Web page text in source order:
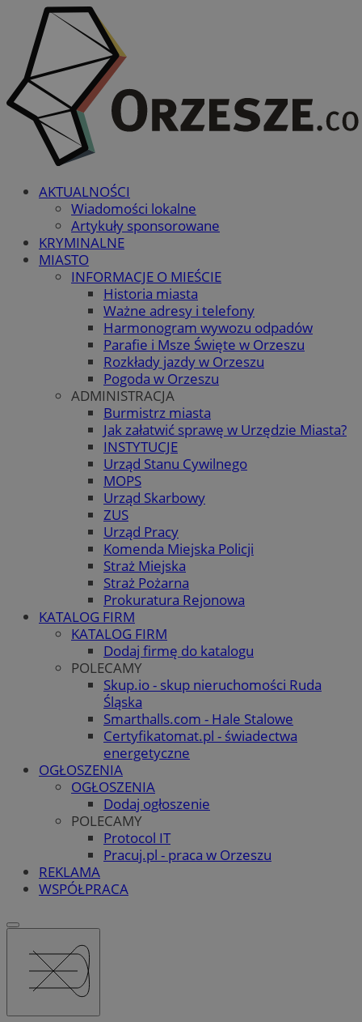
AKTUALNOŚCI
Wiadomości lokalne
Artykuły sponsorowane
KRYMINALNE
MIASTO
INFORMACJE O MIEŚCIE
Historia miasta
Ważne adresy i telefony
Harmonogram wywozu odpadów
Parafie i Msze Święte w Orzeszu
Rozkłady jazdy w Orzeszu
Pogoda w Orzeszu
ADMINISTRACJA
Burmistrz miasta
Jak załatwić sprawę w Urzędzie Miasta?
INSTYTUCJE
Urząd Stanu Cywilnego
MOPS
Urząd Skarbowy
ZUS
Urząd Pracy
Komenda Miejska Policji
Straż Miejska
Straż Pożarna
Prokuratura Rejonowa
KATALOG FIRM
KATALOG FIRM
Dodaj firmę do katalogu
POLECAMY
Skup.io - skup nieruchomości Ruda
Śląska
Smarthalls.com - Hale Stalowe
Certyfikatomat.pl - świadectwa
energetyczne
OGŁOSZENIA
OGŁOSZENIA
Dodaj ogłoszenie
POLECAMY
Protocol IT
Pracuj.pl - praca w Orzeszu
REKLAMA
WSPÓŁPRACA